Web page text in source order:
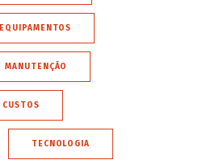
EQUIPAMENTOS
MANUTENÇÃO
CUSTOS
TECNOLOGIA